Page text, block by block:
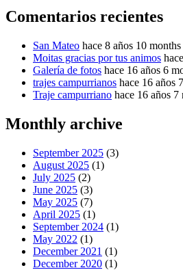
Comentarios recientes
San Mateo hace 8 años 10 months
Moitas gracias por tus animos
Galería de fotos hace 16 años 6
trajes campurrianos hace 16 años
Traje campurriano hace 16 años 7
Monthly archive
September 2025 (3)
August 2025 (1)
July 2025 (2)
June 2025 (3)
May 2025 (7)
April 2025 (1)
September 2024 (1)
May 2022 (1)
December 2021 (1)
December 2020 (1)